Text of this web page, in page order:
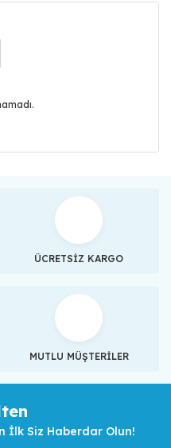
ÜCRETSİZ KARGO
MUTLU MÜŞTERİLER
İlk Siz Haberdar Olun!